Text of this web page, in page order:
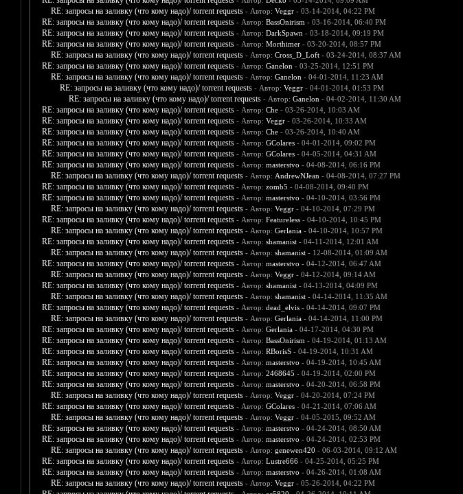
RE: запросы на заливку (что кому надо)/ torrent requests - Автор: Veggr- 03-14-2014, 04:22 PM
RE: запросы на заливку (что кому надо)/ torrent requests - Автор: BassOnirism - 03-16-2014, 06:40 PM
RE: запросы на заливку (что кому надо)/ torrent requests - Автор: DarkSpawn - 03-18-2014, 09:19 PM
RE: запросы на заливку (что кому надо)/ torrent requests - Автор: Morthimer- 03-20-2014, 08:57 PM
RE: запросы на заливку (что кому надо)/ torrent requests - Автор: Cross_D_Loft- 03-24-2014, 08:37 AM
RE: запросы на заливку (что кому надо)/ torrent requests - Автор: Ganelon - 03-25-2014, 12:51 PM
RE: запросы на заливку (что кому надо)/ torrent requests - Автор: Ganelon - 04-01-2014, 11:23 AM
RE: запросы на заливку (что кому надо)/ torrent requests - Автор: Veggr- 04-01-2014, 01:53 PM
RE: запросы на заливку (что кому надо)/ torrent requests - Автор: Ganelon - 04-02-2014, 11:30 AM
RE: запросы на заливку (что кому надо)/ torrent requests - Автор: Che- 03-26-2014, 10:03 AM
RE: запросы на заливку (что кому надо)/ torrent requests - Автор: Veggr- 03-26-2014, 10:33 AM
RE: запросы на заливку (что кому надо)/ torrent requests - Автор: Che- 03-26-2014, 10:40 AM
RE: запросы на заливку (что кому надо)/ torrent requests - Автор: GColares- 04-01-2014, 09:02 PM
RE: запросы на заливку (что кому надо)/ torrent requests - Автор: GColares- 04-05-2014, 04:31 AM
RE: запросы на заливку (что кому надо)/ torrent requests - Автор: masterstvo - 04-08-2014, 06:16 PM
RE: запросы на заливку (что кому надо)/ torrent requests - Автор: AndrewNJean - 04-08-2014, 07:27 PM
RE: запросы на заливку (что кому надо)/ torrent requests - Автор: zomb5 - 04-08-2014, 09:40 PM
RE: запросы на заливку (что кому надо)/ torrent requests - Автор: masterstvo - 04-10-2014, 03:56 PM
RE: запросы на заливку (что кому надо)/ torrent requests - Автор: Veggr- 04-10-2014, 07:29 PM
RE: запросы на заливку (что кому надо)/ torrent requests - Автор: Featureless- 04-10-2014, 10:45 PM
RE: запросы на заливку (что кому надо)/ torrent requests - Автор: Gerlania- 04-10-2014, 10:57 PM
RE: запросы на заливку (что кому надо)/ torrent requests - Автор: shamanist- 04-11-2014, 12:01 AM
RE: запросы на заливку (что кому надо)/ torrent requests - Автор: shamanist- 12-08-2014, 01:09 AM
RE: запросы на заливку (что кому надо)/ torrent requests - Автор: masterstvo - 04-12-2014, 06:47 AM
RE: запросы на заливку (что кому надо)/ torrent requests - Автор: Veggr- 04-12-2014, 09:14 AM
RE: запросы на заливку (что кому надо)/ torrent requests - Автор: shamanist- 04-13-2014, 04:09 PM
RE: запросы на заливку (что кому надо)/ torrent requests - Автор: shamanist- 04-14-2014, 11:35 AM
RE: запросы на заливку (что кому надо)/ torrent requests - Автор: dead_elvis- 04-14-2014, 09:07 PM
RE: запросы на заливку (что кому надо)/ torrent requests - Автор: Gerlania- 04-14-2014, 11:00 PM
RE: запросы на заливку (что кому надо)/ torrent requests - Автор: Gerlania- 04-17-2014, 04:30 PM
RE: запросы на заливку (что кому надо)/ torrent requests - Автор: BassOnirism - 04-19-2014, 01:13 AM
RE: запросы на заливку (что кому надо)/ torrent requests - Автор: RBorisS- 04-19-2014, 10:31 AM
RE: запросы на заливку (что кому надо)/ torrent requests - Автор: masterstvo - 04-19-2014, 10:45 AM
RE: запросы на заливку (что кому надо)/ torrent requests - Автор: 2468645 - 04-19-2014, 02:00 PM
RE: запросы на заливку (что кому надо)/ torrent requests - Автор: masterstvo - 04-20-2014, 06:58 PM
RE: запросы на заливку (что кому надо)/ torrent requests - Автор: Veggr- 04-20-2014, 07:24 PM
RE: запросы на заливку (что кому надо)/ torrent requests - Автор: GColares- 04-21-2014, 07:06 AM
RE: запросы на заливку (что кому надо)/ torrent requests - Автор: Veggr- 04-05-2015, 09:52 AM
RE: запросы на заливку (что кому надо)/ torrent requests - Автор: masterstvo - 04-24-2014, 08:50 AM
RE: запросы на заливку (что кому надо)/ torrent requests - Автор: masterstvo - 04-24-2014, 02:53 PM
RE: запросы на заливку (что кому надо)/ torrent requests - Автор: genewen420 - 06-03-2014, 09:12 AM
RE: запросы на заливку (что кому надо)/ torrent requests - Автор: Lustre666- 04-25-2014, 05:25 PM
RE: запросы на заливку (что кому надо)/ torrent requests - Автор: masterstvo - 04-26-2014, 01:08 AM
RE: запросы на заливку (что кому надо)/ torrent requests - Автор: Veggr- 05-26-2014, 04:22 PM